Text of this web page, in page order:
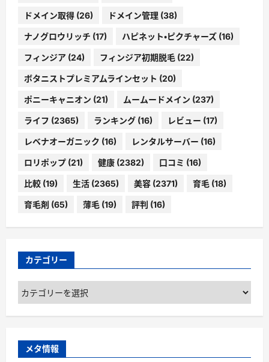
ドメイン取得 (26) ドメイン管理 (38)
ナノグロウリッチ (17) ハピネット・ピクチャーズ (16)
フィンジア (24) フィンジア初期脱毛 (22)
ボタニストプレミアムラインセット (20)
ポニーキャニオン (21) ムームードメイン (237)
ライフ (2365) ランキング (16) レビュー (17)
レベナオーガニック (16) レンタルサーバー (16)
ロリポップ (21) 健康 (2382) 口コミ (16)
比較 (19) 生活 (2365) 美容 (2371) 育毛 (18)
育毛剤 (65) 薄毛 (19) 評判 (16)
カテゴリー
カ
テ
ゴ
ー
メタ情報